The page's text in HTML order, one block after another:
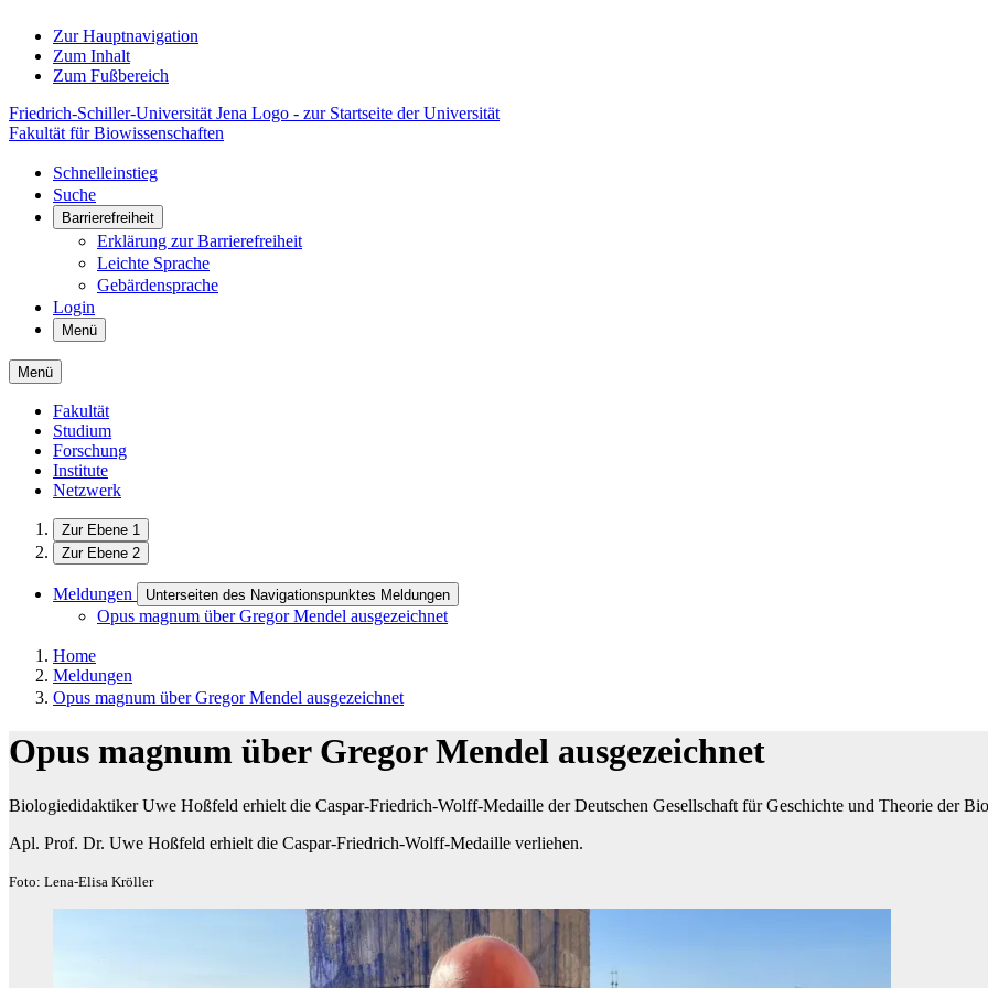
Zur Hauptnavigation
Zum Inhalt
Zum Fußbereich
Friedrich-Schiller-Universität Jena Logo - zur Startseite der Universität
Fakultät für Biowissenschaften
Schnelleinstieg
Suche
Barrierefreiheit
Erklärung zur Barrierefreiheit
Leichte Sprache
Gebärdensprache
Login
Menü
Menü
Fakultät
Studium
Forschung
Institute
Netzwerk
Zur Ebene 1
Zur Ebene 2
Meldungen Unterseiten des Navigationspunktes Meldungen
Opus magnum über Gregor Mendel ausgezeichnet
Home
Meldungen
Opus magnum über Gregor Mendel ausgezeichnet
Opus magnum über Gregor Mendel ausgezeichnet
Biologiedidaktiker Uwe Hoßfeld erhielt die Caspar-Friedrich-Wolff-Medaille der Deutschen Gesellschaft für Geschichte und Theorie der
Apl. Prof. Dr. Uwe Hoßfeld erhielt die Caspar-Friedrich-Wolff-Medaille verliehen.
Foto: Lena-Elisa Kröller